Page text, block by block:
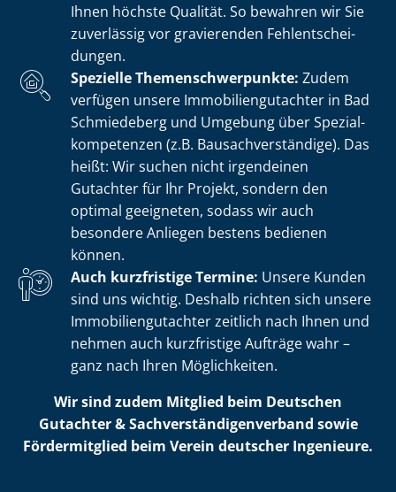
Ihnen höchste Qualität. So bewahren wir Sie
zuverlässig vor gravierenden Fehl­ent­schei­
dun­gen.
Spezielle The­men­schwer­punk­te: Zudem
verfügen unsere Im­mo­bi­li­en­gut­ach­ter in Bad
Schmiedeberg und Umgebung über Spe­zi­al­
kom­pe­ten­zen (z.B. Bau­sach­ver­stän­di­ge). Das
heißt: Wir suchen nicht irgendeinen
Gutachter für Ihr Projekt, sondern den
optimal geeigneten, sodass wir auch
besondere Anliegen bestens bedienen
können.
Auch kurzfristige Termine: Unsere Kunden
sind uns wichtig. Deshalb richten sich unsere
Im­mo­bi­li­en­gut­ach­ter zeitlich nach Ihnen und
nehmen auch kurzfristige Aufträge wahr –
ganz nach Ihren Möglichkeiten.
Wir sind zudem Mitglied beim Deutschen
Gutachter & Sach­ver­stän­di­gen­ver­band sowie
Fördermitglied beim Verein deutscher Ingenieure.